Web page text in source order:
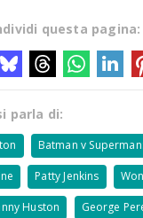
questa pagina:
parla di:
Batman v
Patty Jenkins
Huston George